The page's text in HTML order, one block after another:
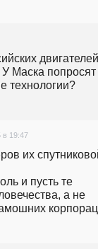
двигателей
У Маска
технологии?
в 19:47
их
и пусть те
а не